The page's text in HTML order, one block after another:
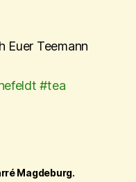
Euer Teemann
#tea
Magdeburg.